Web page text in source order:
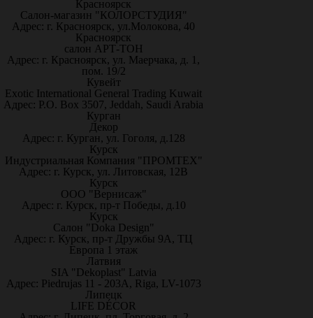
Красноярск
Салон-магазин "КОЛОРСТУДИЯ"
Адрес: г. Красноярск, ул.Молокова, 40
Красноярск
салон АРТ-ТОН
Адрес: г. Красноярск, ул. Маерчака, д. 1,
пом. 19/2
Кувейт
Exotic International General Trading Kuwait
Адрес: P.O. Box 3507, Jeddah, Saudi Arabia
Курган
Декор
Адрес: г. Курган, ул. Гоголя, д.128
Курск
Индустриальная Компания "ПРОМТЕХ"
Адрес: г. Курск, ул. Литовская, 12В
Курск
ООО "Вернисаж"
Адрес: г. Курск, пр-т Победы, д.10
Курск
Салон "Doka Design"
Адрес: г. Курск, пр-т Дружбы 9А, ТЦ
Европа 1 этаж
Латвия
SIA "Dekoplast" Latvia
Адрес: Piedrujas 11 - 203A, Riga, LV-1073
Липецк
LIFE DÉCOR